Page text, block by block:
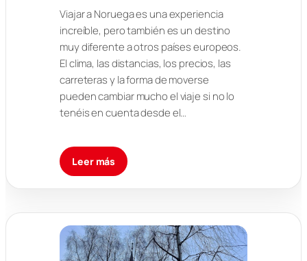
Viajar a Noruega es una experiencia
increíble, pero también es un destino
muy diferente a otros países europeos.
El clima, las distancias, los precios, las
carreteras y la forma de moverse
pueden cambiar mucho el viaje si no lo
tenéis en cuenta desde el…
Leer más